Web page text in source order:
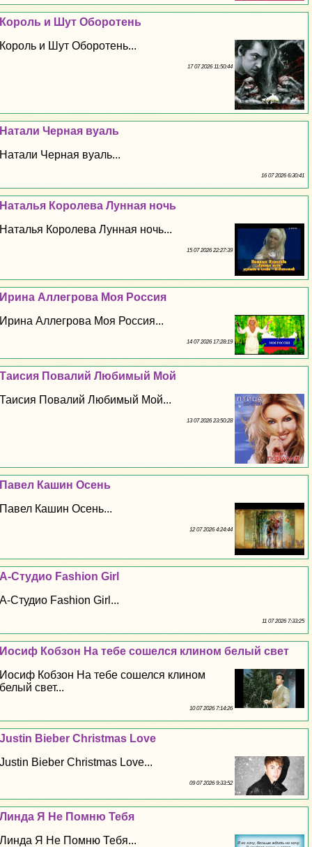
Король и Шут Оборотень
Король и Шут Оборотень...
17 07 2026 11:50:44
Натали Черная вуаль
Натали Черная вуаль...
16 07 2026 6:30:41
Наталья Королева Лунная ночь
Наталья Королева Лунная ночь...
15 07 2026 22:27:39
Ирина Аллегрова Моя Россия
Ирина Аллегрова Моя Россия...
14 07 2026 17:28:19
Таисия Повалий Любимый Мой
Таисия Повалий Любимый Мой...
13 07 2026 23:50:28
Павел Кашин Осень
Павел Кашин Осень...
12 07 2026 4:24:44
А-Студио Fashion Girl
А-Студио Fashion Girl...
11 07 2026 7:33:25
Иосиф Кобзон На тебе сошелся клином белый свет
Иосиф Кобзон На тебе сошелся клином
белый свет...
10 07 2026 7:14:26
Justin Bieber Christmas Love
Justin Bieber Christmas Love...
09 07 2026 9:33:52
Линда Я Не Помню Тебя
Линда Я Не Помню Тебя...